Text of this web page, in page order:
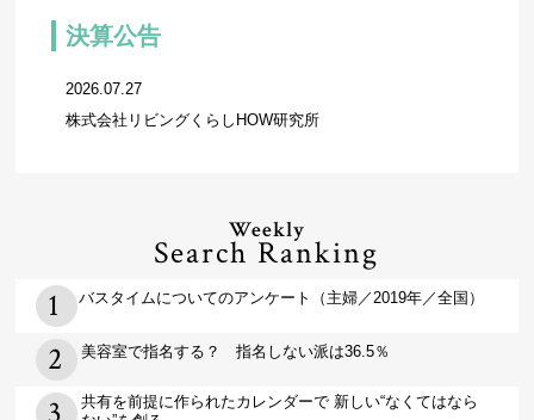
決算公告
2026.07.27
株式会社リビングくらしHOW研究所
Weekly
Search Ranking
バスタイムについてのアンケート（主婦／2019年／全国）
美容室で指名する？ 指名しない派は36.5％
共有を前提に作られたカレンダーで 新しい“なくてはなら